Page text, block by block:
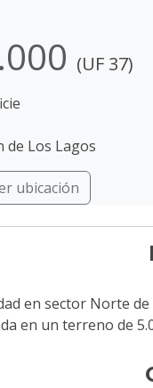
(UF 37)
de Los Lagos
ubicación
en sector Norte
en un terreno de